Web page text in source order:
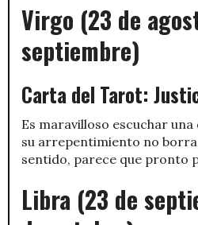
Virgo (23 de
septiembre)
Carta del Tarot:
Es maravilloso escuchar una
su arrepentimiento no
sentido, parece que pronto
Libra (23 de